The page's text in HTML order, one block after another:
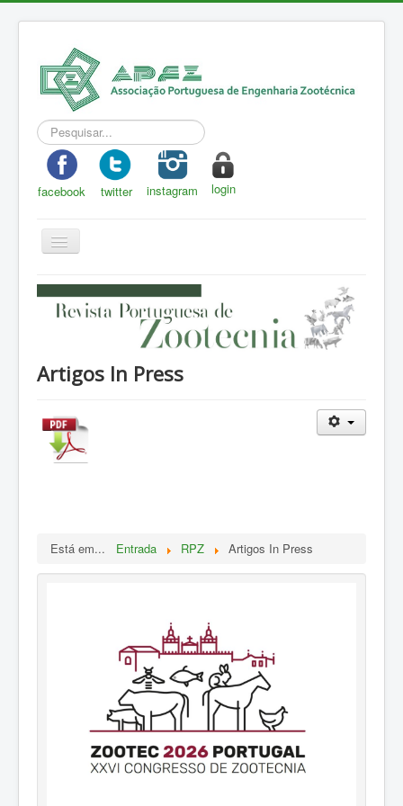
Pesquisar...
facebook twitter instagram login
Toggle
Navigation
APEZ
A Zootecnia
Eventos
RPZ
Loja
Artigos In Press
Está em... Entrada RPZ Artigos In Press